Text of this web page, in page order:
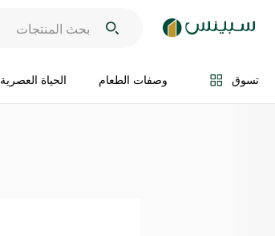
تسوق وصفات الطعام الحياة العصرية
اضف الى السلة